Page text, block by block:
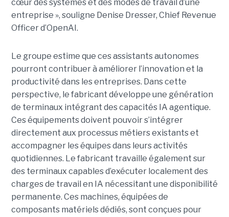
cœur des systèmes et des modes de travail d’une
entreprise », souligne Denise Dresser, Chief Revenue
Officer d’OpenAI.
Le groupe estime que ces assistants autonomes
pourront contribuer à améliorer l’innovation et la
productivité dans les entreprises. Dans cette
perspective, le fabricant développe une génération
de terminaux intégrant des capacités IA agentique.
Ces équipements doivent pouvoir s’intégrer
directement aux processus métiers existants et
accompagner les équipes dans leurs activités
quotidiennes. Le fabricant travaille également sur
des terminaux capables d’exécuter localement des
charges de travail en IA nécessitant une disponibilité
permanente. Ces machines, équipées de
composants matériels dédiés, sont conçues pour